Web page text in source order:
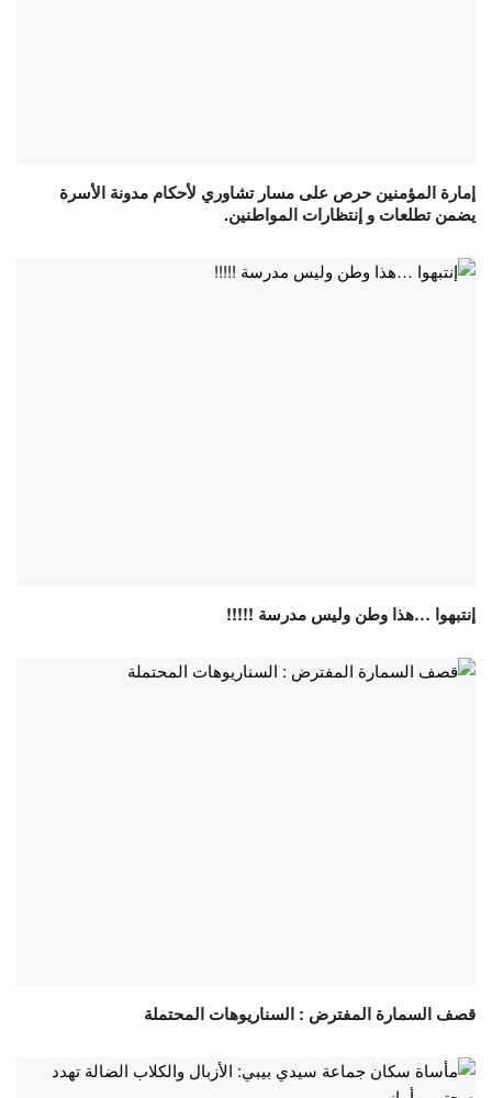
إمارة المؤمنين حرص على مسار تشاوري لأحكام مدونة الأسرة
يضمن تطلعات و إنتظارات المواطنين.
إنتبهوا …هذا وطن وليس مدرسة !!!!!
قصف السمارة المفترض : السناريوهات المحتملة